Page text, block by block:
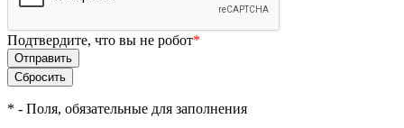
Подтвердите, что вы не робот*
* - Поля, обязательные для заполнения